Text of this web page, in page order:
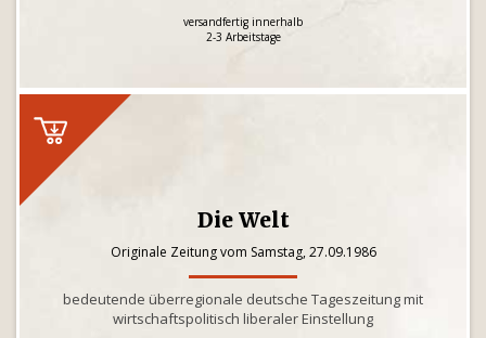
versandfertig innerhalb
2-3 Arbeitstage
Die Welt
Originale Zeitung vom Samstag, 27.09.1986
bedeutende überregionale deutsche Tageszeitung mit
wirtschaftspolitisch liberaler Einstellung